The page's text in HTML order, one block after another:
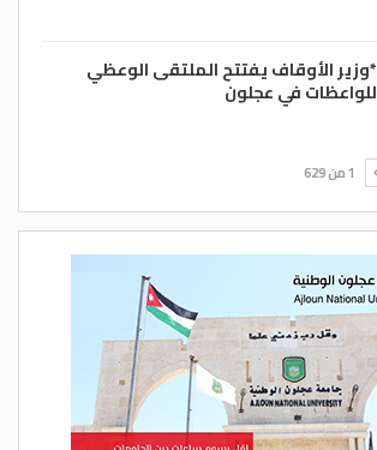
*وزير الأوقاف يفتتح الملتقى الوعظي
للواعظات في عجلون
1 من 629